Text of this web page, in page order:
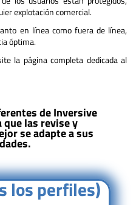
explotación comercial.
en línea como fuera de línea,
óptima.
la página completa dedicada al
de Inversive
las revise y
se adapte a sus
los perfiles)